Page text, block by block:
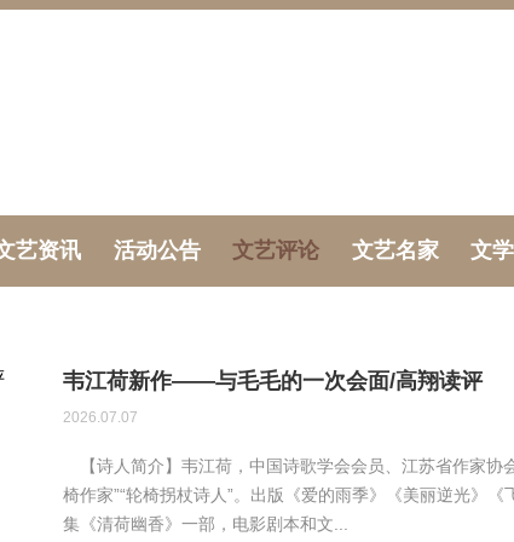
艺资讯 活动公告 文艺评论 文艺名家 文
韦江荷新作——与毛毛的一次会面/高翔读评
2026.07.07
【诗人简介】韦江荷，中国诗歌学会会员、江苏省作家协
椅作家”“轮椅拐杖诗人”。出版《爱的雨季》《美丽逆光》
集《清荷幽香》一部，电影剧本和文...